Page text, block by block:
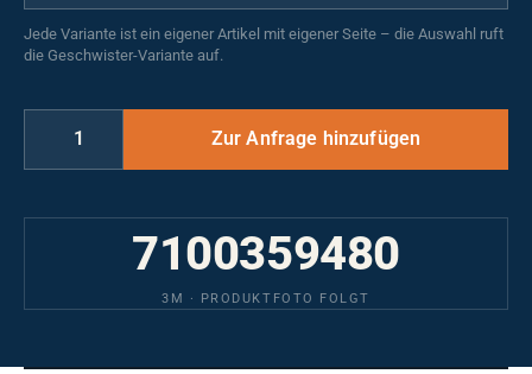
Jede Variante ist ein eigener Artikel mit eigener Seite – die Auswahl ruft
die Geschwister-Variante auf.
7100359480
3M · PRODUKTFOTO FOLGT